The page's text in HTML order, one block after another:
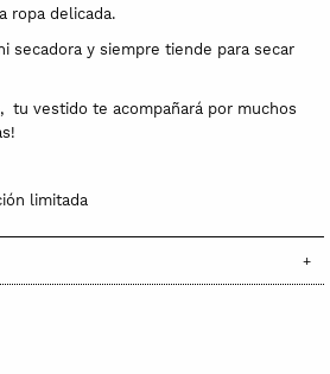
ropa delicada.
secadora y siempre tiende para secar
tu vestido te acompañará por muchos
limitada